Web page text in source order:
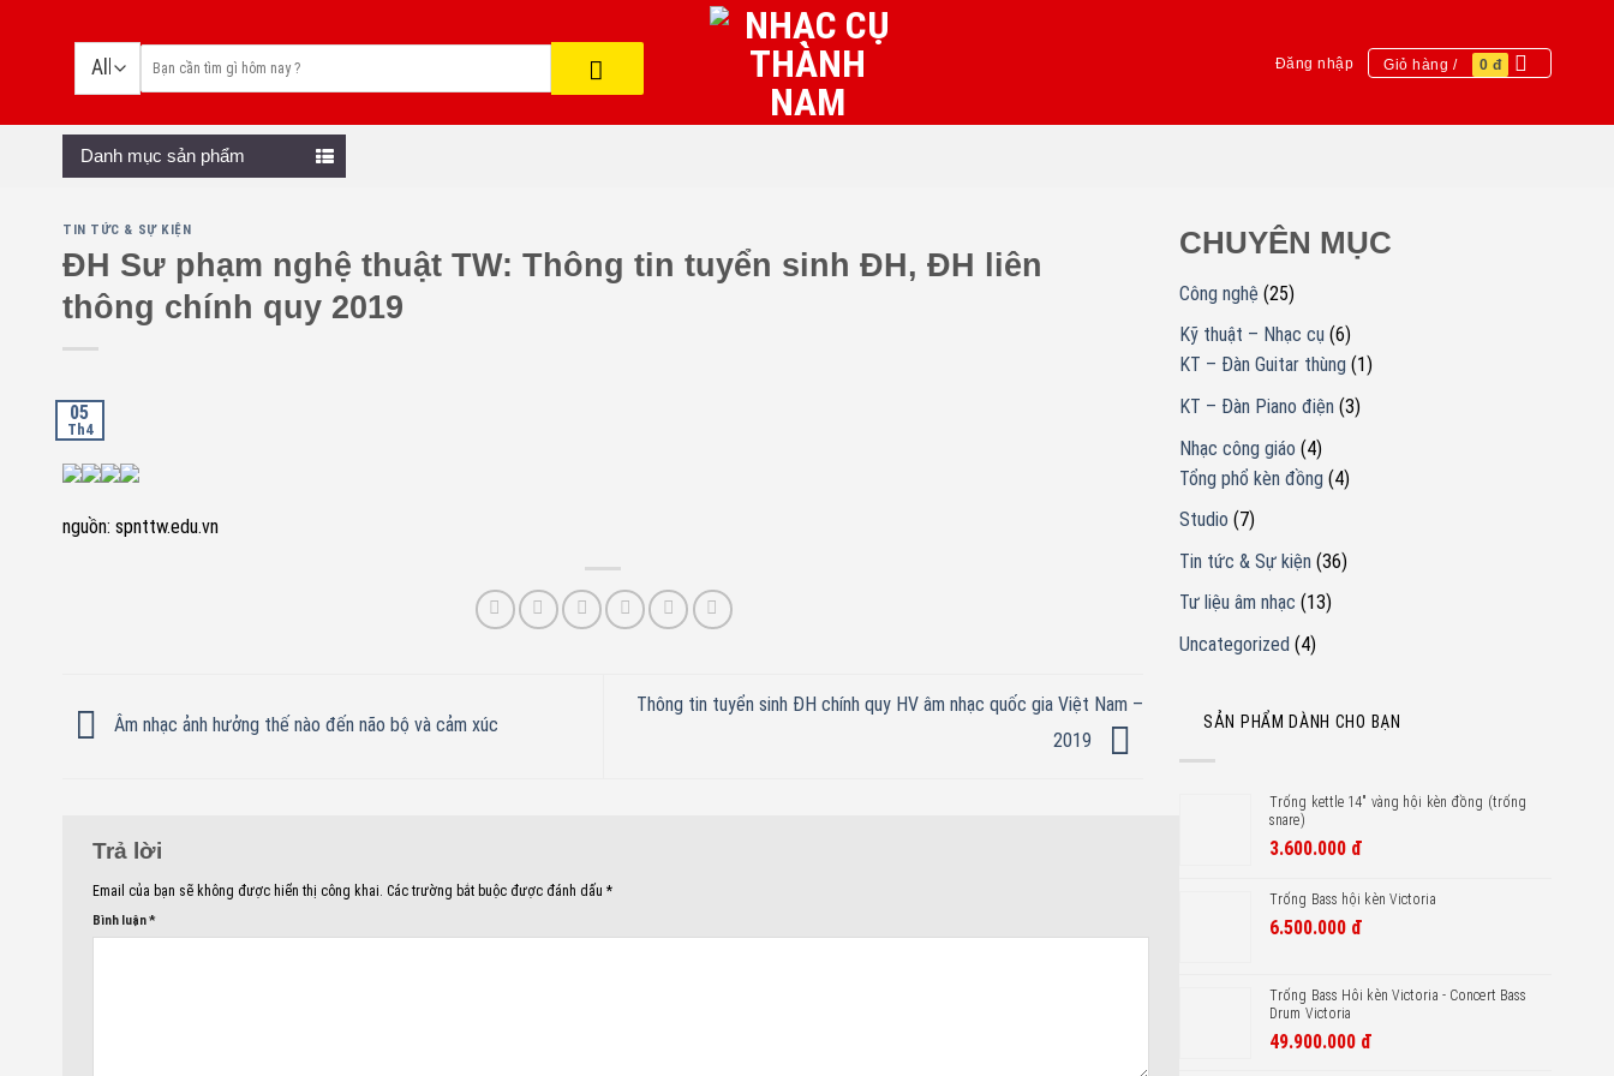
Đăng nhập Giỏ hàng / 0 đ
Danh mục sản phẩm
TIN TỨC & SỰ KIỆN
ĐH Sư phạm nghệ thuật TW: Thông tin tuyển sinh ĐH, ĐH liên
thông chính quy 2019
05
Th4
nguồn: spnttw.edu.vn
Âm nhạc ảnh hưởng thế nào đến não bộ và cảm xúc
Thông tin tuyển sinh ĐH chính quy HV âm nhạc quốc gia Việt Nam –
2019
Trả lời
Email của bạn sẽ không được hiển thị công khai. Các trường bắt buộc được đánh dấu *
Bình luận*
CHUYÊN MỤC
Công nghệ (25)
Kỹ thuật – Nhạc cụ (6)
KT – Đàn Guitar thùng (1)
KT – Đàn Piano điện (3)
Nhạc công giáo (4)
Tổng phổ kèn đồng (4)
Studio (7)
Tin tức & Sự kiện (36)
Tư liệu âm nhạc (13)
Uncategorized (4)
SẢN PHẨM DÀNH CHO BẠN
Trống kettle 14" vàng hội kèn đồng (trống
snare)
3.600.000 đ
Trống Bass hội kèn Victoria
6.500.000 đ
Trống Bass Hôi kèn Victoria - Concert Bass
Drum Victoria
49.900.000 đ